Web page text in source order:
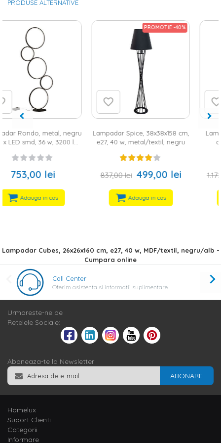
PRODUSE ALTERNATIVE
Lampadar Spice, 38x38x158 cm,
e27, 40 w, metal/textil, negru
837,00 lei 499,00 lei
Adauga in cos
PROMOTIE -45%
Lampadar Harley, 50x22x165
cm, 1xe27, galben, pal
1.172,00 lei 649,00 lei
Adauga in cos
Lampadar Cubes, 26x26x160 cm, e27, 40 w, MDF/textil, negru/alb -
Cumpara online
Call Center
Oferim asistenta si informatii suplimentare
Urmareste-ne pe
Retelele Sociale:
Aboneaza-te la Newsletter
ABONARE
Homelux
Suport Clienti
Categorii
Informare